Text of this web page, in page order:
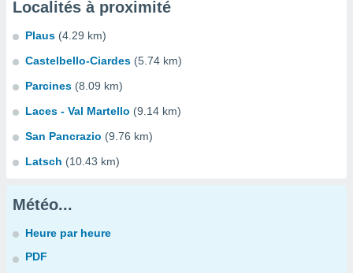
Localités à proximité
Plaus (4.29 km)
Castelbello-Ciardes (5.74 km)
Parcines (8.09 km)
Laces - Val Martello (9.14 km)
San Pancrazio (9.76 km)
Latsch (10.43 km)
Météo...
Heure par heure
PDF